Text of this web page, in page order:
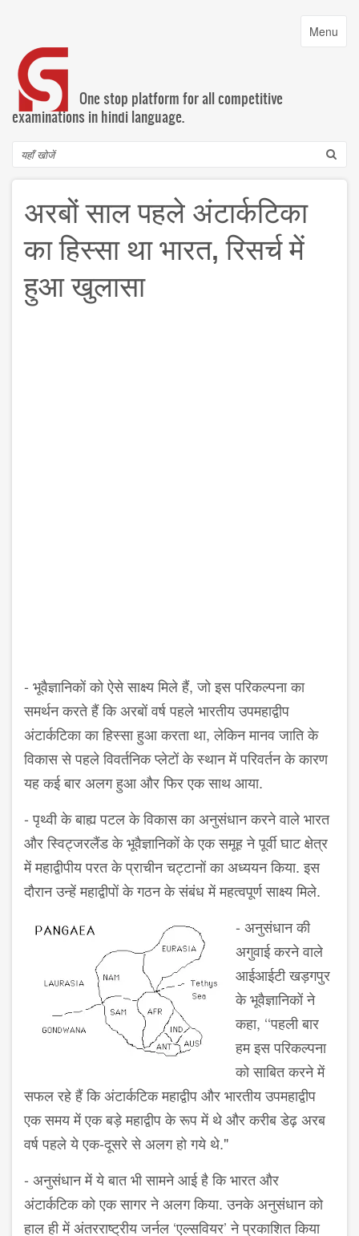
content
Toggle
Menu
One stop platform for all competitive
examinations in hindi language.
Search
अरबों साल पहले अंटार्कटिका
का हिस्सा था भारत, रिसर्च में
हुआ खुलासा
- भूवैज्ञानिकों को ऐसे साक्ष्य मिले हैं, जो इस परिकल्पना का
समर्थन करते हैं कि अरबों वर्ष पहले भारतीय उपमहाद्वीप
अंटार्कटिका का हिस्सा हुआ करता था, लेकिन मानव जाति के
विकास से पहले विवर्तनिक प्लेटों के स्थान में परिवर्तन के कारण
यह कई बार अलग हुआ और फिर एक साथ आया.
- पृथ्वी के बाह्य पटल के विकास का अनुसंधान करने वाले भारत
और स्विट्जरलैंड के भूवैज्ञानिकों के एक समूह ने पूर्वी घाट क्षेत्र
में महाद्वीपीय परत के प्राचीन चट्टानों का अध्ययन किया. इस
दौरान उन्हें महाद्वीपों के गठन के संबंध में महत्वपूर्ण साक्ष्य मिले.
- अनुसंधान की
अगुवाई करने वाले
आईआईटी खड़गपुर
के भूवैज्ञानिकों ने
कहा, ‘‘पहली बार
हम इस परिकल्पना
को साबित करने में
सफल रहे हैं कि अंटार्कटिक महाद्वीप और भारतीय उपमहाद्वीप
एक समय में एक बड़े महाद्वीप के रूप में थे और करीब डेढ़ अरब
वर्ष पहले ये एक-दूसरे से अलग हो गये थे."
- अनुसंधान में ये बात भी सामने आई है कि भारत और
अंटार्कटिक को एक सागर ने अलग किया. उनके अनुसंधान को
हाल ही में अंतरराष्ट्रीय जर्नल ‘एल्सवियर’ ने प्रकाशित किया